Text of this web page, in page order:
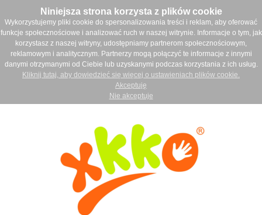
Niniejsza strona korzysta z plików cookie
Wykorzystujemy pliki cookie do spersonalizowania treści i reklam, aby oferować
funkcje społecznościowe i analizować ruch w naszej witrynie. Informacje o tym, jak
korzystasz z naszej witryny, udostępniamy partnerom społecznościowym,
reklamowym i analitycznym. Partnerzy mogą połączyć te informacje z innymi
danymi otrzymanymi od Ciebie lub uzyskanymi podczas korzystania z ich usług.
Kliknij tutaj, aby dowiedzieć się więcej o ustawieniach plików cookie.
Akceptuję
Nie akceptuje